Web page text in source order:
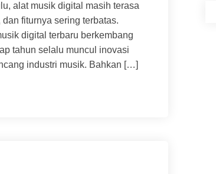
alat musik digital masih terasa
dan fiturnya sering terbatas.
digital terbaru berkembang
tahun selalu muncul inovasi
industri musik. Bahkan […]